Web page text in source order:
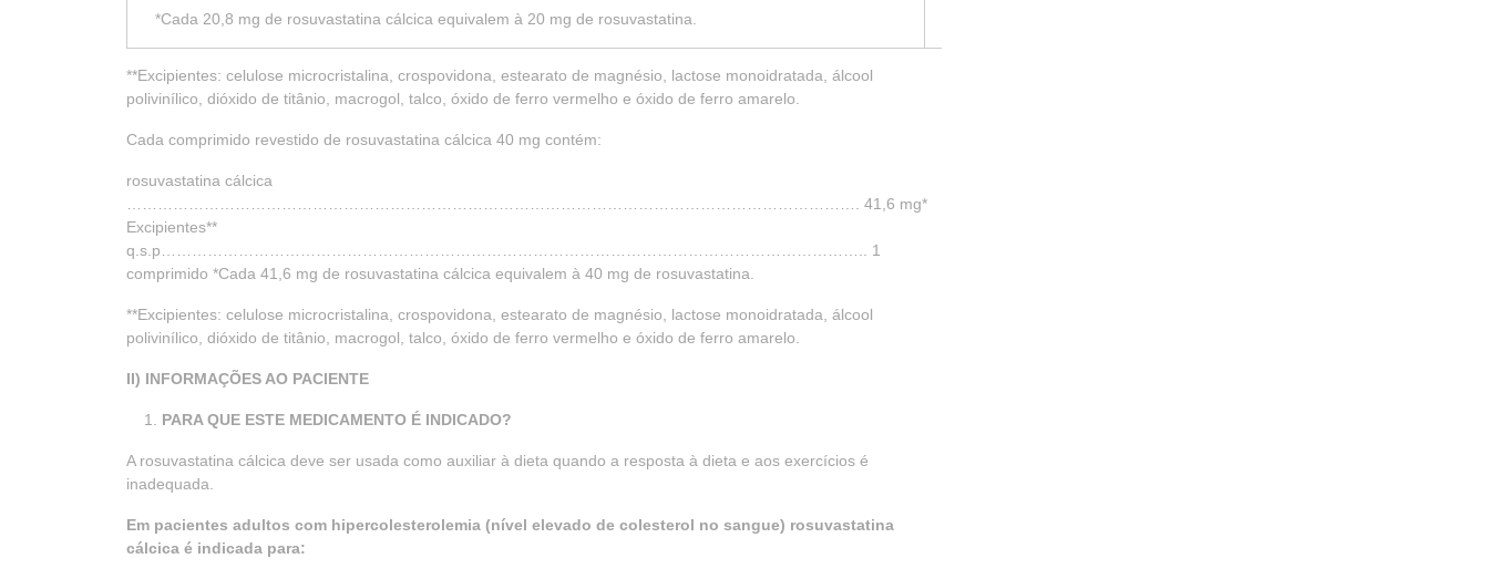
*Cada 20,8 mg de rosuvastatina cálcica equivalem à 20 mg de rosuvastatina.
**Excipientes: celulose microcristalina, crospovidona, estearato de magnésio, lactose monoidratada, álcool
polivinílico, dióxido de titânio, macrogol, talco, óxido de ferro vermelho e óxido de ferro amarelo.
Cada comprimido revestido de rosuvastatina cálcica 40 mg contém:
rosuvastatina cálcica
……………………………………………………………………………………………………………………………. 41,6 mg*
Excipientes**
q.s.p……………………………………………………………………………………………………………………….. 1
comprimido *Cada 41,6 mg de rosuvastatina cálcica equivalem à 40 mg de rosuvastatina.
**Excipientes: celulose microcristalina, crospovidona, estearato de magnésio, lactose monoidratada, álcool
polivinílico, dióxido de titânio, macrogol, talco, óxido de ferro vermelho e óxido de ferro amarelo.
II) INFORMAÇÕES AO PACIENTE
PARA QUE ESTE MEDICAMENTO É INDICADO?
A rosuvastatina cálcica deve ser usada como auxiliar à dieta quando a resposta à dieta e aos exercícios é
inadequada.
Em pacientes adultos com hipercolesterolemia (nível elevado de colesterol no sangue) rosuvastatina
cálcica é indicada para: